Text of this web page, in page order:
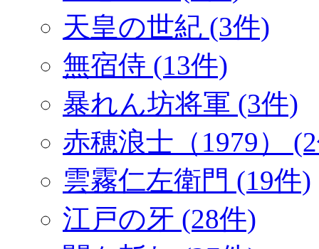
天皇の世紀 (3件)
無宿侍 (13件)
暴れん坊将軍 (3件)
赤穂浪士（1979）
雲霧仁左衛門 (19件)
江戸の牙 (28件)